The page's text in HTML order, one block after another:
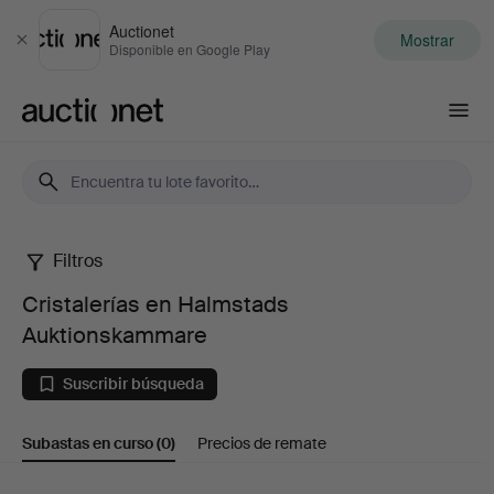
Cerrar
Auctionet
Disponible en Google Play Mostrar
Cristalerías
en
Halmstads
Auktionskammare
Filtros
Cristalerías en Halmstads
Auktionskammare
Suscribir búsqueda
Subastas en curso(0) Precios de remate